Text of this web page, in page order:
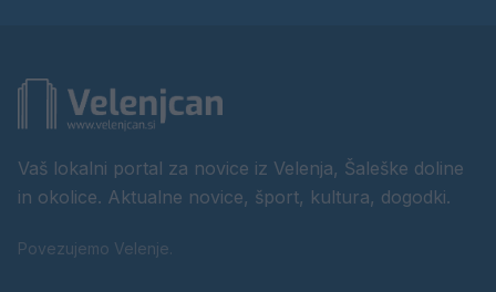
Vaš lokalni portal za novice iz Velenja, Šaleške doline
in okolice. Aktualne novice, šport, kultura, dogodki.
Povezujemo Velenje.